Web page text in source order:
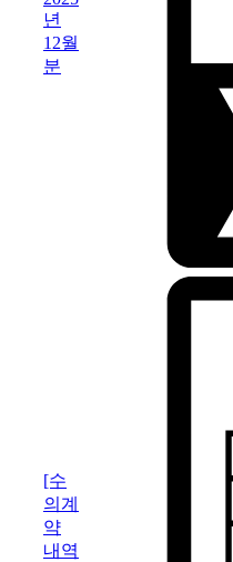
년
12월
분
[수
의계
약
내역